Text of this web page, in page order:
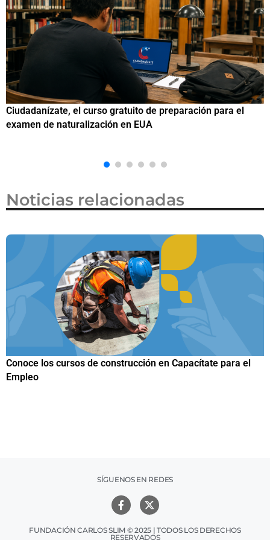
Si eres residente ingresa a Ciudadanízate, el curso gratuito
de preparación para el examen de naturalización en EUA
Noticias relacionadas
Papuchis y el Sueño Michoacano como alternativa
productiva
SÍGUENOS EN REDES
FUNDACIÓN CARLOS SLIM © 2025 | TODOS LOS DERECHOS
RESERVADOS